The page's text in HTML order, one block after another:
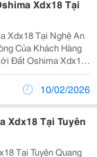
Xdx18 Tại
Xdx18 Tại Nghệ An
Của Khách Hàng
Bản, Đáp Ứng
Rau, Trồng...10/02/2026
Xdx18 Tại Tuyên
Tại Tuyên Quang